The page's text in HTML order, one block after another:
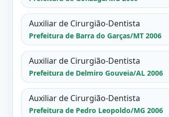
Auxiliar de Cirurgião-Dentista
Prefeitura de Barra do Garças/MT 2006
Auxiliar de Cirurgião-Dentista
Prefeitura de Delmiro Gouveia/AL 2006
Auxiliar de Cirurgião-Dentista
Prefeitura de Pedro Leopoldo/MG 2006